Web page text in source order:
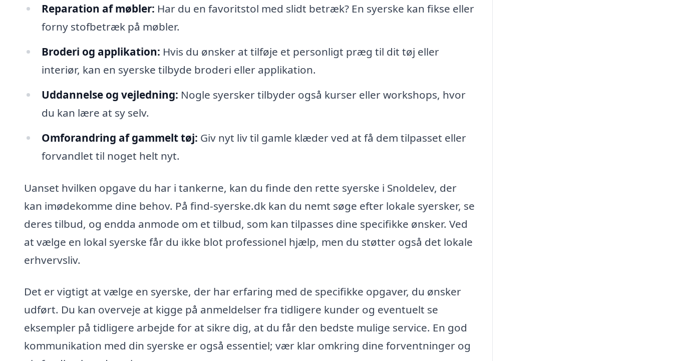
Reparation af møbler: Har du en favoritstol med slidt betræk? En syerske kan fikse eller
forny stofbetræk på møbler.
Broderi og applikation: Hvis du ønsker at tilføje et personligt præg til dit tøj eller
interiør, kan en syerske tilbyde broderi eller applikation.
Uddannelse og vejledning: Nogle syersker tilbyder også kurser eller workshops, hvor
du kan lære at sy selv.
Omforandring af gammelt tøj: Giv nyt liv til gamle klæder ved at få dem tilpasset eller
forvandlet til noget helt nyt.
Uanset hvilken opgave du har i tankerne, kan du finde den rette syerske i Snoldelev, der
kan imødekomme dine behov. På find-syerske.dk kan du nemt søge efter lokale syersker, se
deres tilbud, og endda anmode om et tilbud, som kan tilpasses dine specifikke ønsker. Ved
at vælge en lokal syerske får du ikke blot professionel hjælp, men du støtter også det lokale
erhvervsliv.
Det er vigtigt at vælge en syerske, der har erfaring med de specifikke opgaver, du ønsker
udført. Du kan overveje at kigge på anmeldelser fra tidligere kunder og eventuelt se
eksempler på tidligere arbejde for at sikre dig, at du får den bedste mulige service. En god
kommunikation med din syerske er også essentiel; vær klar omkring dine forventninger og